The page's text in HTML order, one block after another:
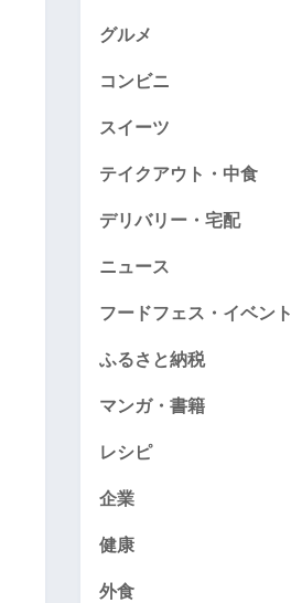
グルメ
コンビニ
スイーツ
テイクアウト・中食
デリバリー・宅配
ニュース
フードフェス・イベント
ふるさと納税
マンガ・書籍
レシピ
企業
健康
外食